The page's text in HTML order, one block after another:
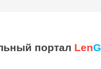
портал Len